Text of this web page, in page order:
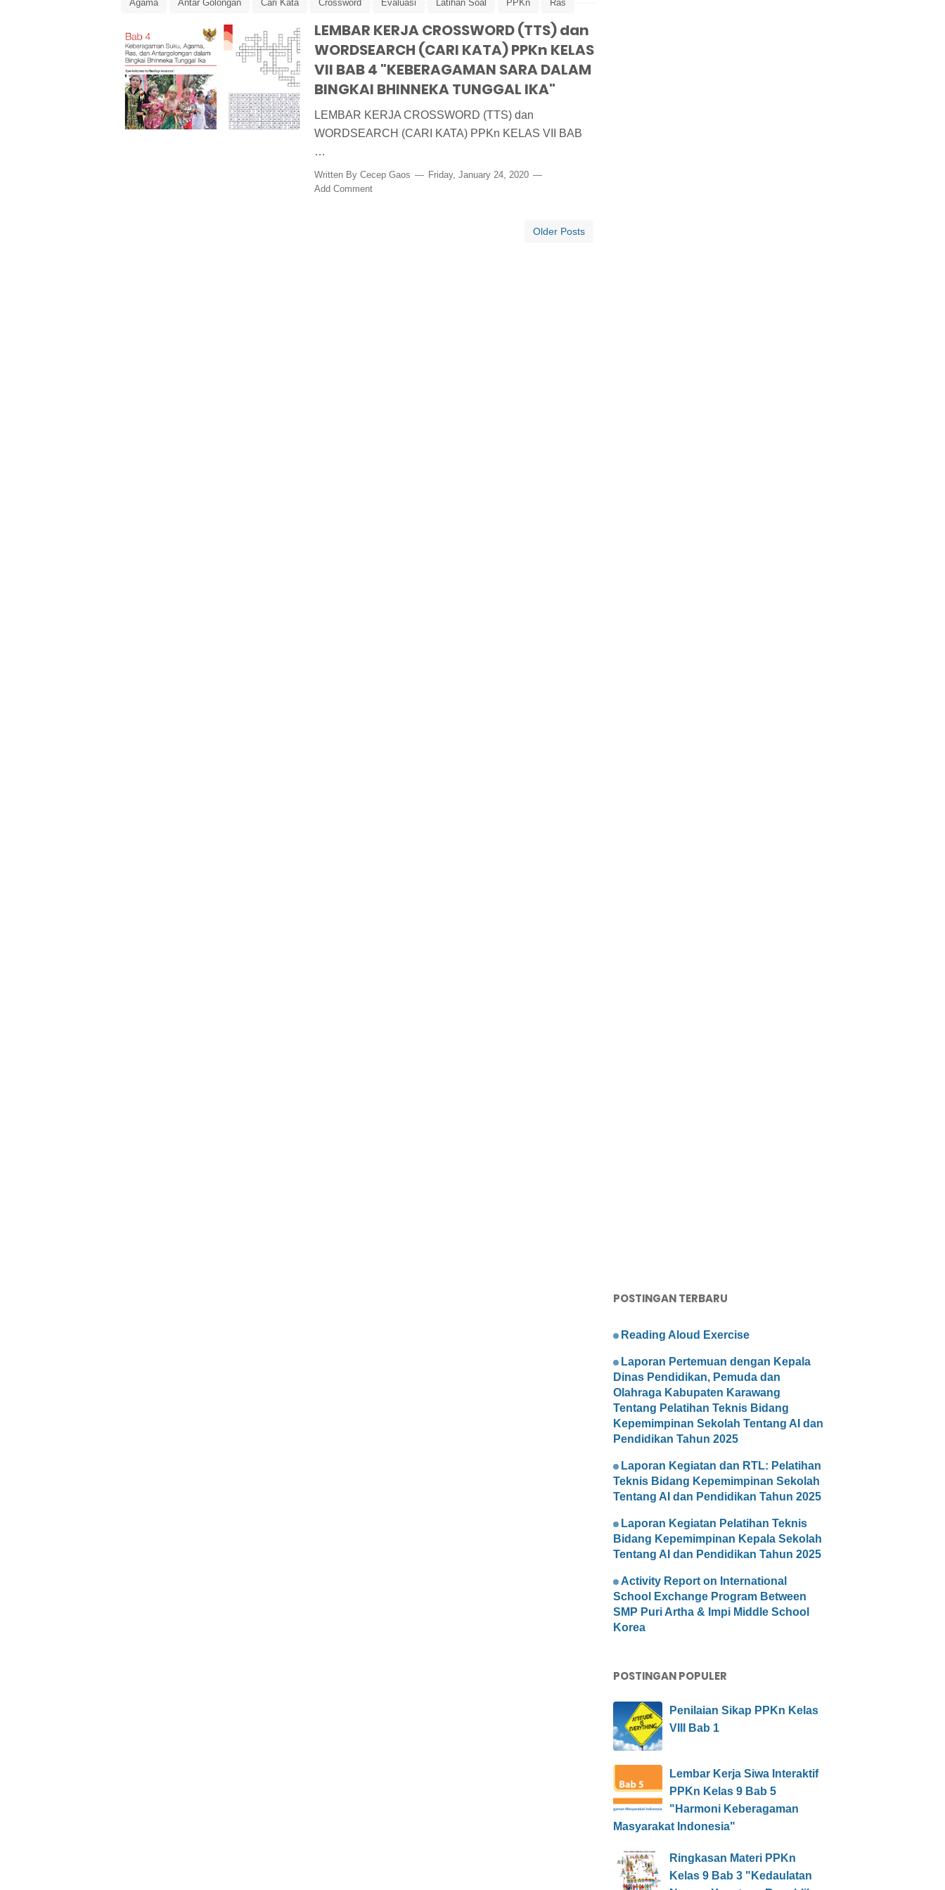
Agama Antar Golongan Cari Kata Crossword Evaluasi Latihan Soal PPKn Ras
TTS Word Search
LEMBAR KERJA CROSSWORD (TTS) dan
WORDSEARCH (CARI KATA) PPKn KELAS
VII BAB 4 "KEBERAGAMAN SARA DALAM
BINGKAI BHINNEKA TUNGGAL IKA"
LEMBAR KERJA CROSSWORD (TTS) dan
WORDSEARCH (CARI KATA) PPKn KELAS VII BAB
…
Written By Cecep Gaos
Friday, January 24, 2020
Add Comment
Older Posts
POSTINGAN TERBARU
Reading Aloud Exercise
Laporan Pertemuan dengan Kepala
Dinas Pendidikan, Pemuda dan
Olahraga Kabupaten Karawang
Tentang Pelatihan Teknis Bidang
Kepemimpinan Sekolah Tentang AI dan
Pendidikan Tahun 2025
Laporan Kegiatan dan RTL: Pelatihan
Teknis Bidang Kepemimpinan Sekolah
Tentang AI dan Pendidikan Tahun 2025
Laporan Kegiatan Pelatihan Teknis
Bidang Kepemimpinan Kepala Sekolah
Tentang AI dan Pendidikan Tahun 2025
Activity Report on International
School Exchange Program Between
SMP Puri Artha & Impi Middle School
Korea
POSTINGAN POPULER
Penilaian Sikap PPKn Kelas
VIII Bab 1
Lembar Kerja Siwa Interaktif
PPKn Kelas 9 Bab 5
"Harmoni Keberagaman
Masyarakat Indonesia"
Ringkasan Materi PPKn
Kelas 9 Bab 3 "Kedaulatan